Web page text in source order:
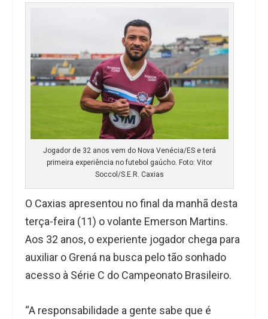
Jogador de 32 anos vem do Nova Venécia/ES e terá
primeira experiência no futebol gaúcho. Foto: Vitor
Soccol/S.E.R. Caxias
O Caxias apresentou no final da manhã desta
terça-feira (11) o volante Emerson Martins.
Aos 32 anos, o experiente jogador chega para
auxiliar o Grená na busca pelo tão sonhado
acesso à Série C do Campeonato Brasileiro.
“A responsabilidade a gente sabe que é